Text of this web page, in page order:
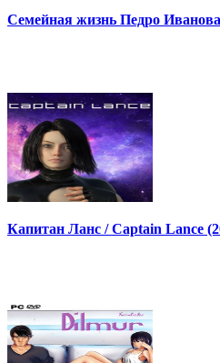
Семейная жизнь Педро
Капитан Ланс / Captain Lance